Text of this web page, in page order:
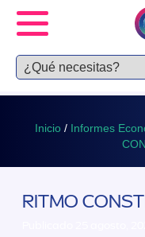
Inicio / Informes
RITMO